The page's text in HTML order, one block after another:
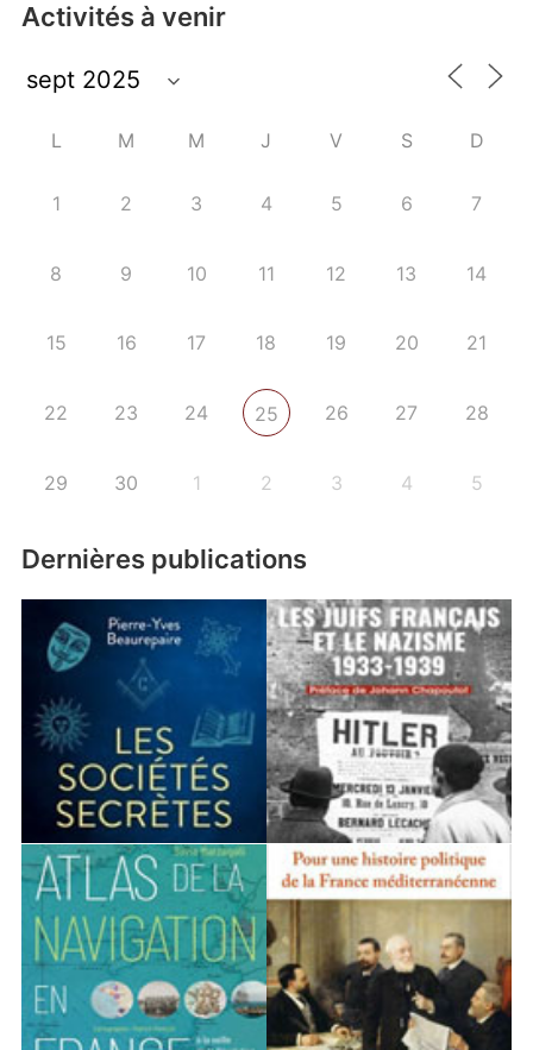
Activités à venir
L M M J V S D
1 2 3 4 5 6 7
8 9 10 11 12 13 14
15 16 17 18 19 20 21
22 23 24 25 26 27 28
29 30 1 2 3 4 5
Dernières publications